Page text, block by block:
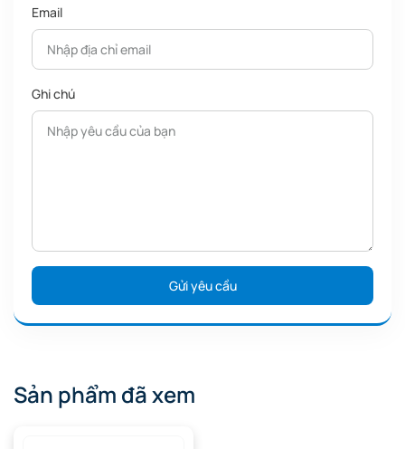
Email
Ghi chú
Sản phẩm đã xem